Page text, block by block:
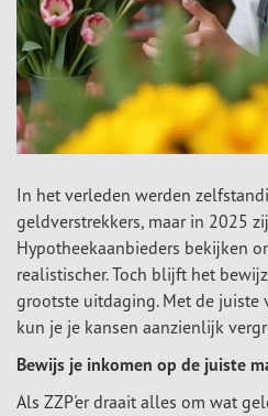
In het verleden werden
geldverstrekkers, maar in 2025
Hypotheekaanbieders bekijken
realistischer. Toch blijft het
grootste uitdaging. Met de juiste
kun je je kansen aanzienlijk
Bewijs je inkomen op de juiste
Als ZZP'er draait alles om wat